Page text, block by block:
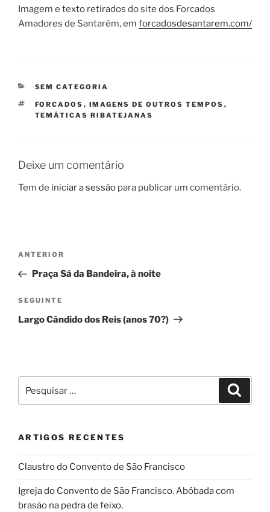
Imagem e texto retirados do site dos Forcados
Amadores de Santarém, em forcadosdesantarem.com/
CATEGORIAS
SEM CATEGORIA
ETIQUETAS
FORCADOS , IMAGENS DE OUTROS TEMPOS ,
TEMÁTICAS RIBATEJANAS
Deixe um comentário
Tem de iniciar a sessão para publicar um comentário.
Navegação
artigos
Conteúdo
anterior
ANTERIOR
Praça Sá da Bandeira, à noite
Conteúdo
seguinte
SEGUINTE
Largo Cândido dos Reis (anos 70?)
por:
ARTIGOS RECENTES
Claustro do Convento de São Francisco
Igreja do Convento de São Francisco. Abóbada com
brasão na pedra de feixo.